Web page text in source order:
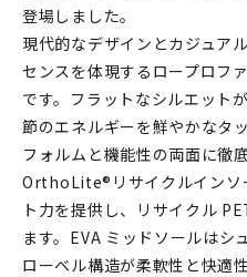
登場しました。
現代的なデザインとカジュア
センスを体現するロープロフ
です。フラットなシルエット
節のエネルギーを鮮やかなタ
フォルムと機能性の両面に徹
OrthoLite®リサイクルインソ
ト力を提供し、リサイクル
ます。EVA ミッドソールはシ
ローベル構造が柔軟性と快適